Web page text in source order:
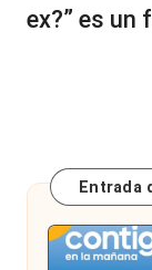
ex?” es un
Entrada